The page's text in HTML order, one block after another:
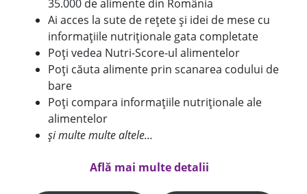
35.000 de alimente din România
Ai acces la sute de rețete și idei de mese cu
informațiile nutriționale gata completate
Poți vedea Nutri-Score-ul alimentelor
Poți căuta alimente prin scanarea codului de
bare
Poți compara informațiile nutriționale ale
alimentelor
și multe multe altele...
Află mai multe detalii